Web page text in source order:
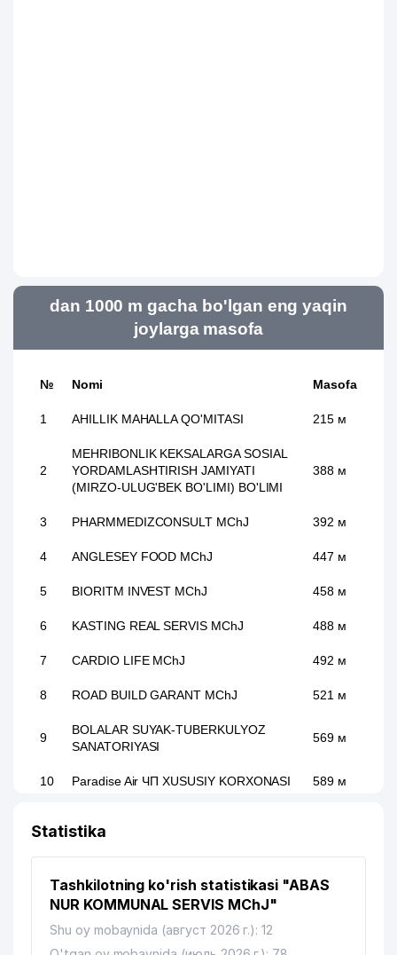
dan 1000 m gacha bo'lgan eng yaqin
joylarga masofa
№ Nomi Masofa
1 AHILLIK MAHALLA QO'MITASI 215 м
2
MEHRIBONLIK KEKSALARGA SOSIAL
YORDAMLASHTIRISH JAMIYATI
(MIRZO-ULUG'BEK BO'LIMI) BO'LIMI
388 м
3 PHARMMEDIZCONSULT MChJ 392 м
4 ANGLESEY FOOD MChJ 447 м
5 BIORITM INVEST MChJ 458 м
6 KASTING REAL SERVIS MChJ 488 м
7 CARDIO LIFE MChJ 492 м
8 ROAD BUILD GARANT MChJ 521 м
9
BOLALAR SUYAK-TUBERKULYOZ
SANATORIYASI
569 м
10 Paradise Air ЧП XUSUSIY KORXONASI 589 м
13 LUCH STOM INTERPRISE MChJ 760 м
Statistika
Tashkilotning ko'rish statistikasi "ABAS
NUR KOMMUNAL SERVIS MChJ"
Shu oy mobaynida (август 2026 г.): 12